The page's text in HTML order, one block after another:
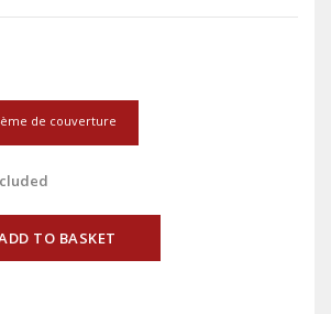
de couverture
TO BASKET